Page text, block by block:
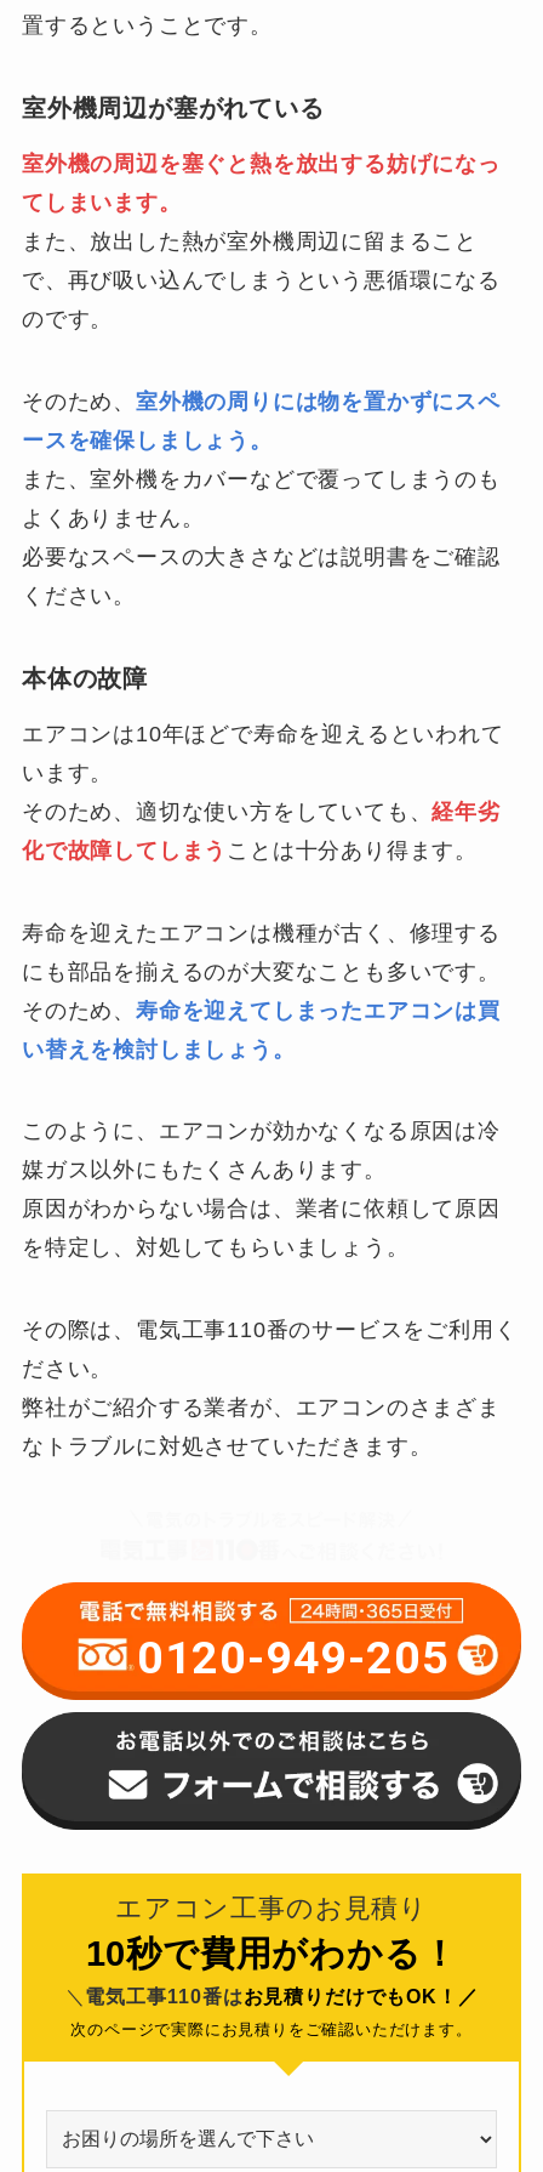
置するということです。
室外機周辺が塞がれている
室外機の周辺を塞ぐと熱を放出する妨げになっ
てしまいます。
また、放出した熱が室外機周辺に留まること
で、再び吸い込んでしまうという悪循環になる
のです。
そのため、 室外機の周りには物を置かずにスペ
ースを確保しましょう。
また、室外機をカバーなどで覆ってしまうのも
よくありません。
必要なスペースの大きさなどは説明書をご確認
ください。
本体の故障
エアコンは10年ほどで寿命を迎えるといわれて
います。
そのため、適切な使い方をしていても、経年劣
化で故障してしまう ことは十分あり得ます。
寿命を迎えたエアコンは機種が古く、修理する
にも部品を揃えるのが大変なことも多いです。
そのため、 寿命を迎えてしまったエアコンは買
い替えを検討しましょう。
このように、エアコンが効かなくなる原因は冷
媒ガス以外にもたくさんあります。
原因がわからない場合は、業者に依頼して原因
を特定し、対処してもらいましょう。
その際は、電気工事110番のサービスをご利用く
ださい。
弊社がご紹介する業者が、エアコンのさまざま
なトラブルに対処させていただきます。
0120-949-205
エアコン工事のお見積り
10秒で費用がわかる！
＼ 電気工事110番はお見積りだけでもOK！／
次のページで実際にお見積りをご確認いただけます。